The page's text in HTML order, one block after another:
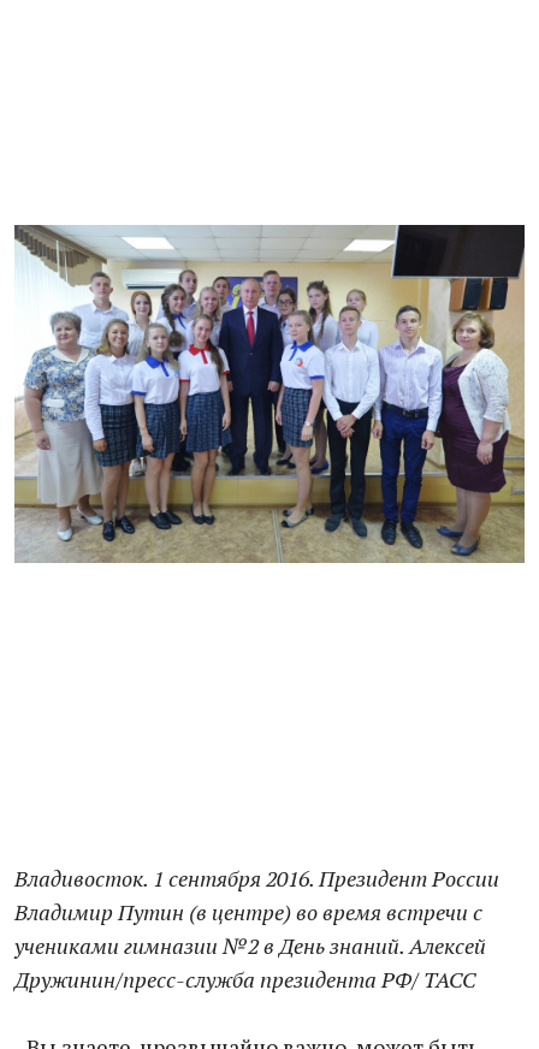
Владивосток. 1 сентября 2016. Президент России
Владимир Путин (в центре) во время встречи с
учениками гимназии №2 в День знаний. Алексей
Дружинин/пресс-служба президента РФ/ ТАСС